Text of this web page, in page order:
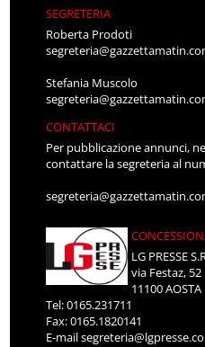
SEGRETERIA
Roberta Prodoti
Stefania Muscolo
CONTATTACI
Per pubblicazione annunci,
contattare la segreteria al
LG PRESSE
via Festaz, 52
11100 AOSTA
Tel: 0165.231711
Fax: 0165.1820141
E-mail